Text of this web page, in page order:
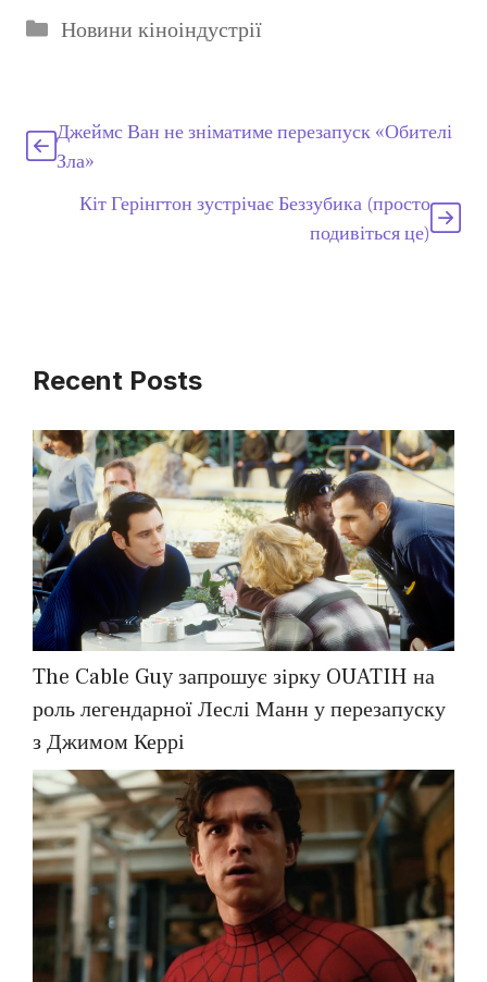
Категорії
Новини кіноіндустрії
Джеймс Ван не зніматиме перезапуск «Обителі
Зла»
Кіт Герінгтон зустрічає Беззубика (просто
подивіться це)
Recent Posts
The Cable Guy запрошує зірку OUATIH на
роль легендарної Леслі Манн у перезапуску
з Джимом Керрі